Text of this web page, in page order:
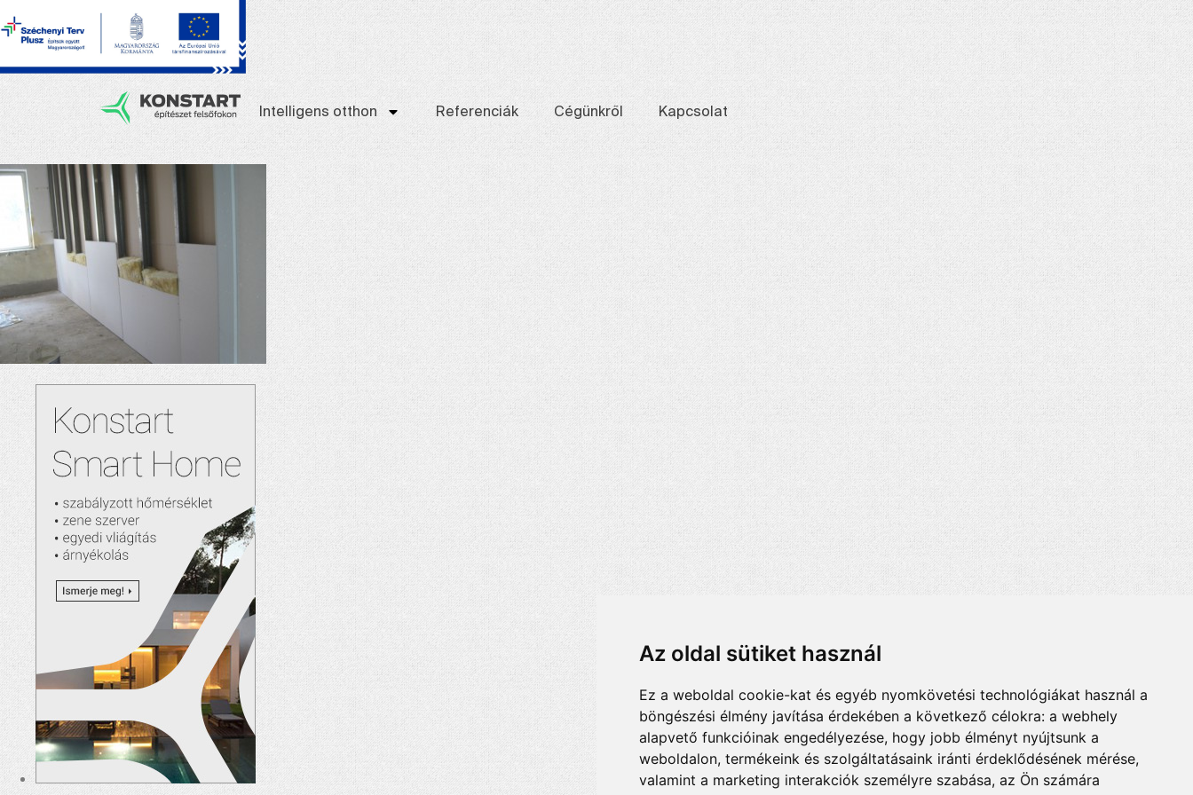
Az oldal sütiket használ
Ez a weboldal cookie-kat és egyéb nyomkövetési technológiákat használ a
böngészési élmény javítása érdekében a következő célokra: a webhely
alapvető funkcióinak engedélyezése, hogy jobb élményt nyújtsunk a
weboldalon, termékeink és szolgáltatásaink iránti érdeklődésének mérése,
valamint a marketing interakciók személyre szabása, az Ön számára
Intelligens otthon Referenciák Cégünkről Kapcsolat